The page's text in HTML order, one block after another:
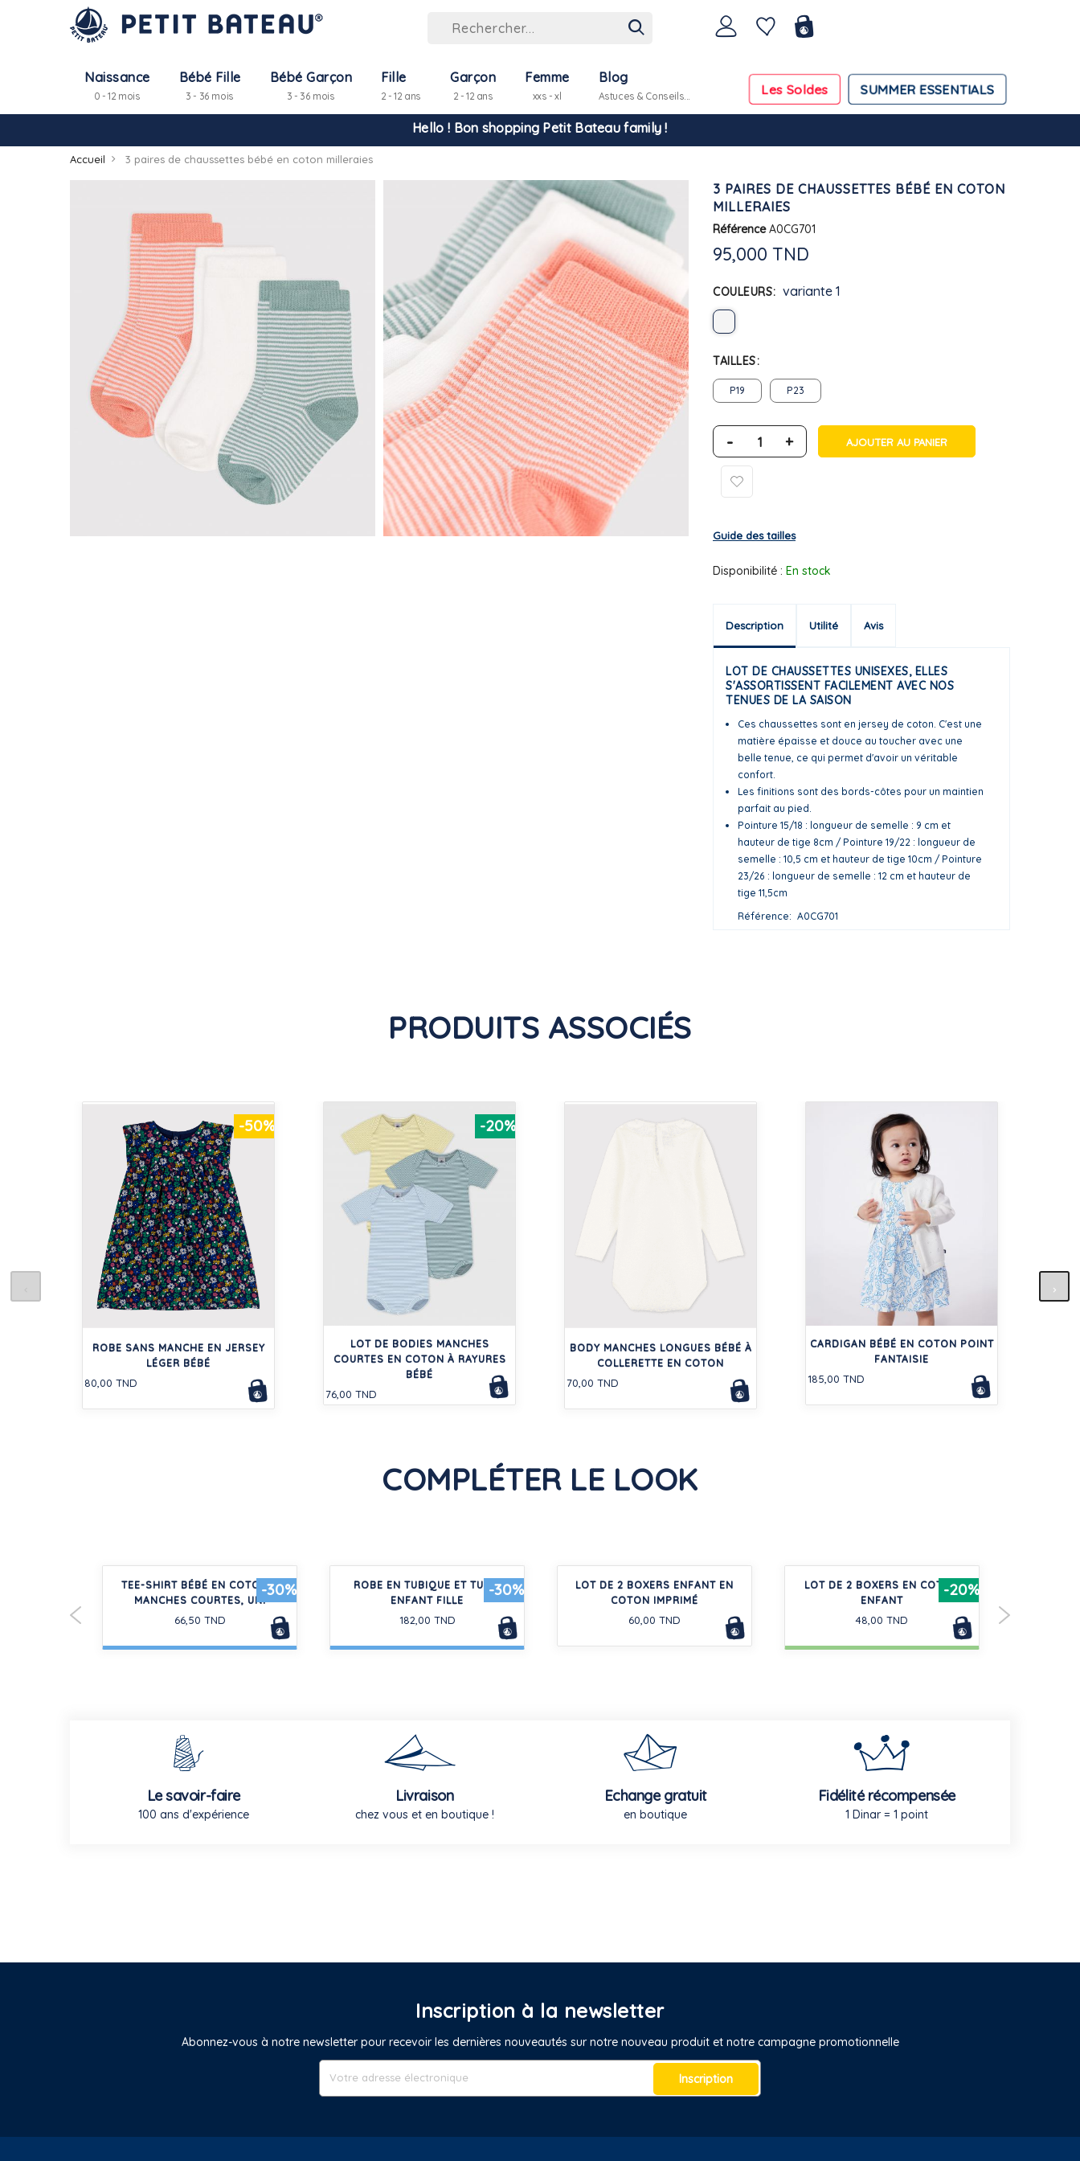
Naissance
0 - 12 mois
Bébé Fille
3 - 36 mois
Bébé Garçon
3 - 36 mois
Fille
2 - 12 ans
Garçon
2 - 12 ans
Femme
xxs - xl SUMMER ESSENTIALS
Les Soldes
Blog
Astuces & Conseils...
Hello ! Bon shopping Petit Bateau family !
La livraison est assurée partout en Tunisie !
Accueil 3 paires de chaussettes bébé en coton milleraies
3 PAIRES DE CHAUSSETTES BÉBÉ EN COTON
MILLERAIES
Référence A0CG701
95,000 TND
COULEURS variante 1
TAILLES
P19 P23
- + AJOUTER AU PANIER
Guide des tailles
Disponibilité : En stock
Description Utilité Avis
LOT DE CHAUSSETTES UNISEXES, ELLES
S'ASSORTISSENT FACILEMENT AVEC NOS
TENUES DE LA SAISON
Ces chaussettes sont en jersey de coton. C'est une
matière épaisse et douce au toucher avec une
belle tenue, ce qui permet d'avoir un véritable
confort.
Les finitions sont des bords-côtes pour un maintien
parfait au pied.
Pointure 15/18 : longueur de semelle : 9 cm et
hauteur de tige 8cm / Pointure 19/22 : longueur de
semelle : 10,5 cm et hauteur de tige 10cm / Pointure
23/26 : longueur de semelle : 12 cm et hauteur de
tige 11,5cm
Référence
A0CG701
PRODUITS ASSOCIÉS
-50%
ROBE SANS MANCHE EN JERSEY
LÉGER BÉBÉ
80,00 TND
-20%
LOT DE BODIES MANCHES
COURTES EN COTON À RAYURES
BÉBÉ
76,00 TND
BODY MANCHES LONGUES BÉBÉ À
COLLERETTE EN COTON
70,00 TND
CARDIGAN BÉBÉ EN COTON POINT
FANTAISIE
185,00 TND
COMPLÉTER LE LOOK
-30%
TEE-SHIRT BÉBÉ EN COTON À
MANCHES COURTES, UNI
66,50 TND
-30%
ROBE EN TUBIQUE ET TULLE
ENFANT FILLE
182,00 TND
LOT DE 2 BOXERS ENFANT EN
COTON IMPRIMÉ
60,00 TND
-20%
LOT DE 2 BOXERS EN COTON
ENFANT
48,00 TND
Le savoir-faire
100 ans d'expérience
Livraison
chez vous et en boutique !
Echange gratuit
en boutique
Fidélité récompensée
1 Dinar = 1 point
Inscription à la newsletter
Abonnez-vous à notre newsletter pour recevoir les dernières nouveautés sur notre nouveau produit et notre campagne promotionnelle
Inscription